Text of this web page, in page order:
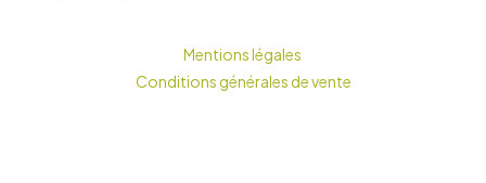
Mentions légales
Conditions générales de vente